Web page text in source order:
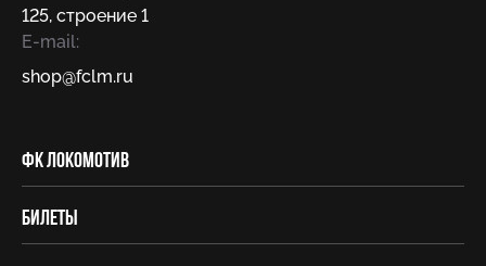
125, строение 1
E-mail:
shop@fсlm.ru
ФК Локомотив
Билеты